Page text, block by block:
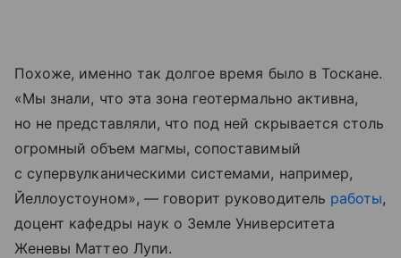
Похоже, именно так долгое время было в Тоскане.
«Мы знали, что эта зона геотермально активна,
но не представляли, что под ней скрывается столь
огромный объем магмы, сопоставимый
с супервулканическими системами, например,
Йеллоустоуном», — говорит руководитель работы,
доцент кафедры наук о Земле Университета
Женевы Маттео Лупи.